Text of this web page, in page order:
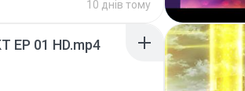
10 днів тому
EP 01 HD.mp4